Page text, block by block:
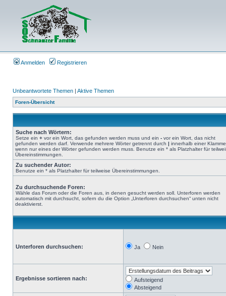
Anmelden Registrieren
Unbeantwortete Themen | Aktive Themen
Foren-Übersicht
Suche nach Wörtern:
Setze ein + vor ein Wort, das gefunden werden muss und ein - vor ein Wort, das nicht
gefunden werden darf. Verwende mehrere Wörter getrennt durch | innerhalb einer
wenn nur eines der Wörter gefunden werden muss. Benutze ein * als Platzhalter für
Übereinstimmungen.
Zu suchender Autor:
Benutze ein * als Platzhalter für teilweise Übereinstimmungen.
Zu durchsuchende Foren:
Wähle das Forum oder die Foren aus, in denen gesucht werden soll. Unterforen werden
automatisch mit durchsucht, sofern du die Option „Unterforen durchsuchen“ unten nicht
deaktivierst.
Unterforen durchsuchen: Ja Nein
Ergebnisse sortieren nach:
Aufsteigend
Absteigend